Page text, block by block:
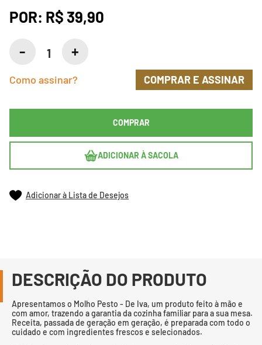
POR: R$ 39,90
COMPRAR
ADICIONAR À SACOLA
Como assinar? COMPRAR E ASSINAR
Adicionar à Lista de Desejos
DESCRIÇÃO DO PRODUTO
Apresentamos o Molho Pesto - De Iva, um produto feito à mão e
com amor, trazendo a garantia da cozinha familiar para a sua mesa.
Receita, passada de geração em geração, é preparada com todo o
cuidado e com ingredientes frescos e selecionados.